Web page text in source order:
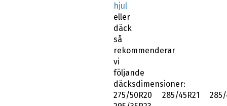
hjul
eller
däck
så
rekommenderar
vi
följande
däcksdimensioner:
275/50R20 285/45R21 285/